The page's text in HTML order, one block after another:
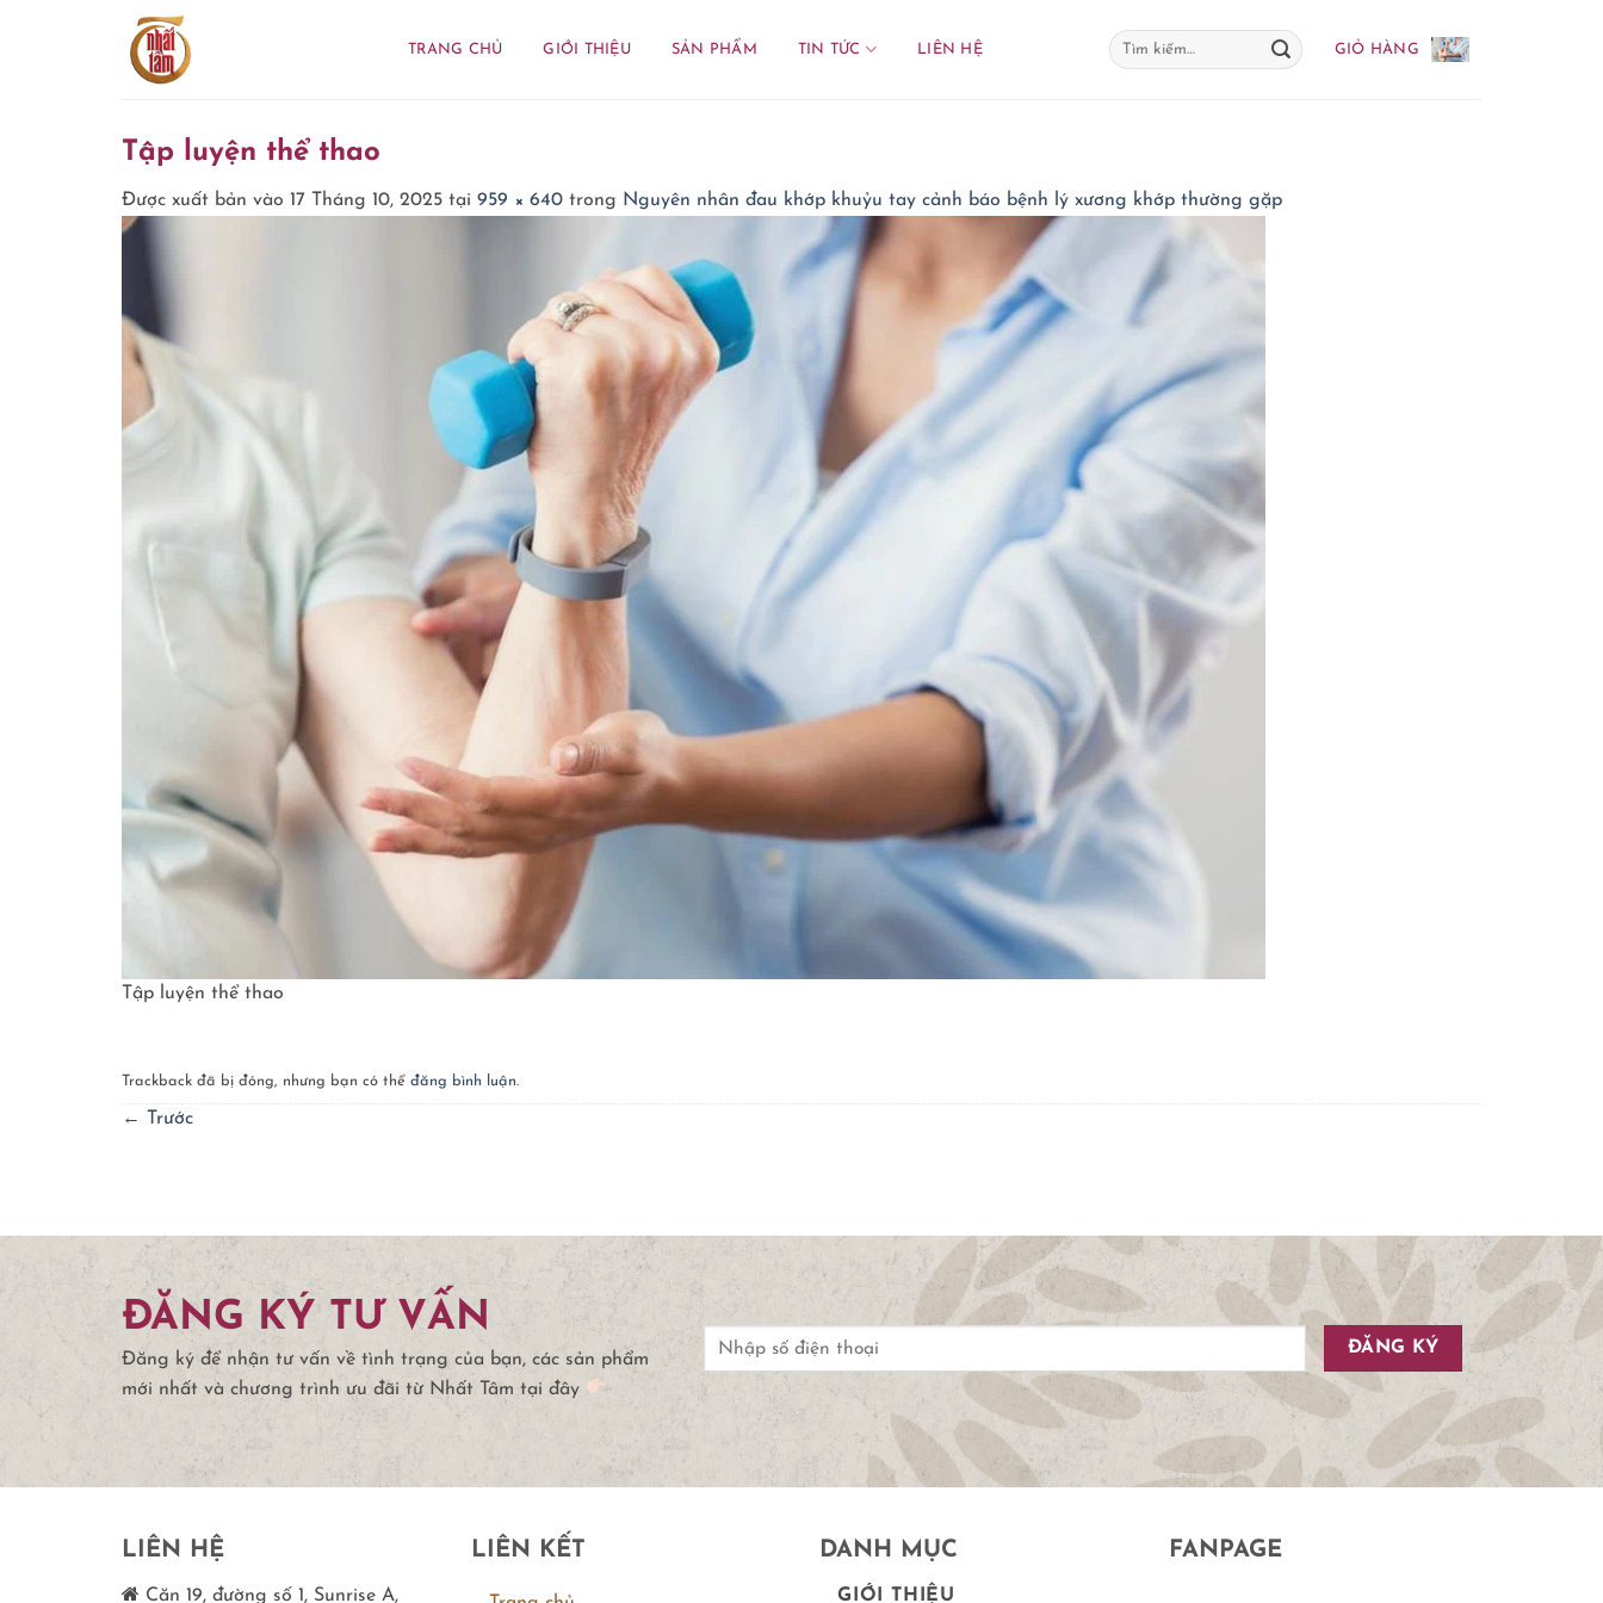
TRANG CHỦ GIỚI THIỆU SẢN PHẨM TIN TỨC LIÊN HỆ
Tìm
kiếm:
GIỎ HÀNG
Tập luyện thể thao
Được xuất bản vào 17 Tháng 10, 2025 tại 959 × 640 trong Nguyên nhân đau khớp khuỷu tay cảnh báo bệnh lý xương khớp thường gặp
Tập luyện thể thao
Trackback đã bị đóng, nhưng bạn có thể đăng bình luận.
← Trước
ĐĂNG KÝ TƯ VẤN
Đăng ký để nhận tư vấn về tình trạng của bạn, các sản phẩm
mới nhất và chương trình ưu đãi từ Nhất Tâm tại đây
LIÊN HỆ
Căn 19, đường số 1, Sunrise A,
LIÊN KẾT DANH MỤC
GIỚI THIỆU
FANPAGE